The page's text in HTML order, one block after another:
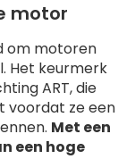
motor
om motoren
Het keurmerk
ART, die
voordat ze een
Met een
een hoge